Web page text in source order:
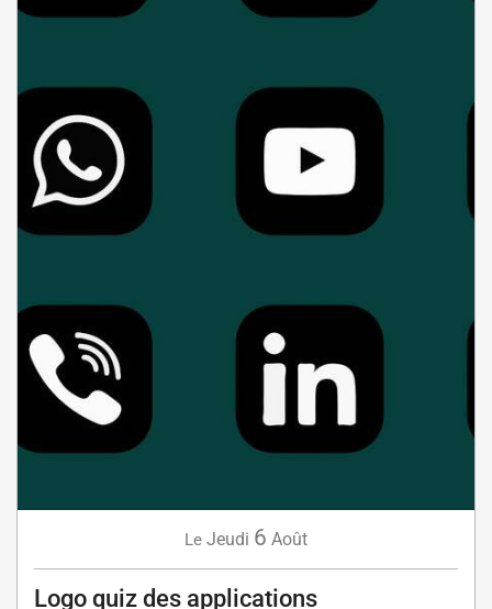
Le Jeudi 6 Août
Logo quiz des applications